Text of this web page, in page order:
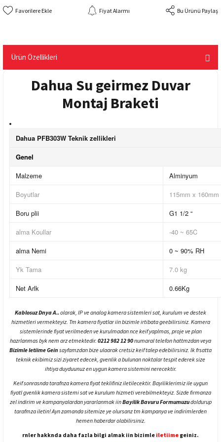
Fiyat Alarmı Bu Ürünü Paylaş
Ürün Özellikleri
Dahua Su geirmez Duvar
Montaj Braketi
Dahua PFB303W Teknik zellikleri
Genel
Malzeme
Alminyum
Boyutlar
115mm x
Boru plii
G1 1/2 “
alma Koullar
-40 ~ 65C
alma Nemi
0 ~ 90% RH
Yk Tama
7.0 kg
Net Arlk
0.66Kg
Kablosuz Dnya A..olarak, IP ve analog kamera sistemleri sat, kurulum ve destek
hizmetleri vermekteyiz. Tm kamera fiyatlar iin bizimle irtibata geebilirsiniz. Kamera
sistemlerinde fiyat verilmeden ve kurulmadan nce keif yaplmas, proje ve plan
hazrlanmas byk nem arz etmektedir. 0212 982 12 90numaral telefon hattmzdan veya
Bizimle letiime Gein sayfamzdan bize ulaarak cretsiz keif talep edebilirsiniz. lk frsatta
teknik ekibimiz sizi ziyaret edecek, gvenlik a bulunan noktalar tespit ederek size
ihtiya duyduunuz en uygun kamera sistemini nerecektir.
Keif sonrasnda tarafnza kamera fiyat teklifiniz iletilecektir. Bayiliklerimiz ile uygun
fiyatl gvenlik kamera sistemi sat ve kurulum hizmeti verebilmekteyiz. Sizde firmanza
zel indirim ve kampanyalardan yararlanmak iinBayilik Bavuru Formumuzudoldurup
tarafmza iletin! Ayn zamanda sitemize ye olursanz tm kampanya ve indirimlerden
hemen haberdar olabilirsiniz.
rnler hakknda daha fazla bilgi almak iin bizimle iletiime geiniz.